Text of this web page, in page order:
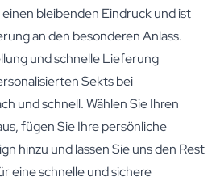
bleibenden Eindruck und ist
an den besonderen Anlass.
und schnelle Lieferung
Sekts bei
und schnell. Wählen Sie Ihren
fügen Sie Ihre persönliche
hinzu und lassen Sie uns den Rest
eine schnelle und sichere